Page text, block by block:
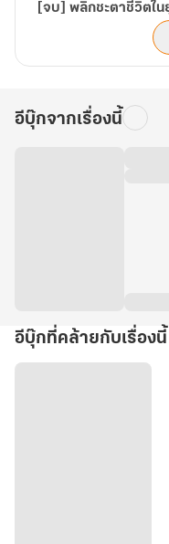
อีบุ๊กจากเรื่องนี้
อีบุ๊กที่คล้ายกับเรื่องนี้